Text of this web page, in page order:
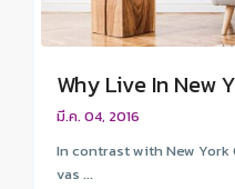
Why Live In New
มี.ค. 04, 2016
In contrast with New York
vas ...